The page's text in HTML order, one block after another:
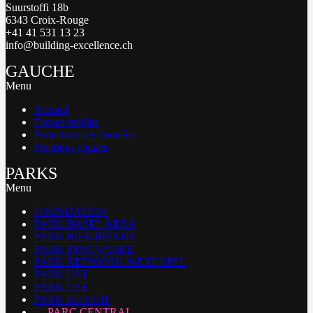
Suurstoffi 18b
6343 Croix-Rouge
+41 41 531 13 23
info@building-excellence.ch
GAUCHE
Menu
Accueil
Espace médias
Protection des données
Mentions légales
PARKS
Menu
FOUNDATION
PARK BASEL AREA
PARK BIEL/BIENNE
PARK INNOVAARE
PARK NETWORK WEST EPFL
PARK OST
PARK OST
PARK ZURICH